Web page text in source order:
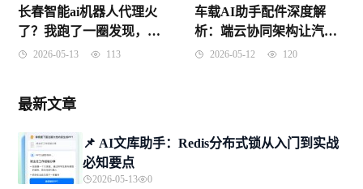
长春智能ai机器人代理火
了？我跑了一圈发现，这
事儿没你想的那么简单
2026-05-13 113
车载AI助手配件深度解
析：端云协同架构让汽车
“听懂人话”
2026-05-12 120
最新文章
📌 ​AI文库助手：Redis分布式锁从入门到实战
必知要点
2026-05-13 0